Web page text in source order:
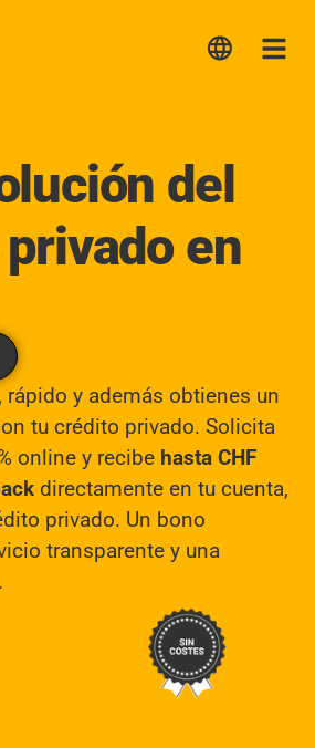
del
en
rápido y además obtienes un
tu crédito privado. Solicita
online y recibe hasta CHF
directamente en tu cuenta,
privado. Un bono
transparente y una